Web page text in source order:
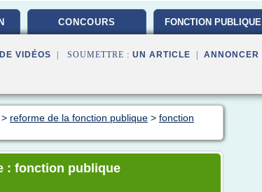
CONCOURS FONCTION PUBLIQUE
VIDÉOS | SOUMETTRE : UN ARTICLE ANNONCER
> reforme de la fonction publique > fonction
: fonction publique